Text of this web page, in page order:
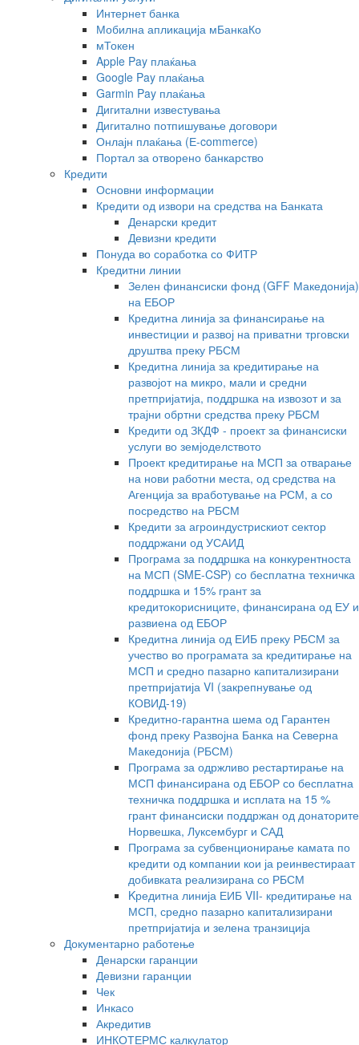
Интернет банка
Мобилна апликација мБанкаКо
мТокен
Apple Pay плаќања
Google Pay плаќања
Garmin Pay плаќања
Дигитални известувања
Дигитално потпишување договори
Онлајн плаќања (Е-commerce)
Портал за отворено банкарство
Кредити
Основни информации
Кредити од извори на средства на Банката
Денарски кредит
Девизни кредити
Понуда во соработка со ФИТР
Кредитни линии
Зелен финансиски фонд (GFF Македонија)
на ЕБОР
Кредитна линија за финансирање на
инвестиции и развој на приватни трговски
друштва преку РБСМ
Кредитна линија за кредитирање на
развојот на микро, мали и средни
претпријатија, поддршка на извозот и за
трајни обртни средства преку РБСМ
Кредити од ЗКДФ - проект за финансиски
услуги во земјоделството
Проект кредитирање на МСП за отварање
на нови работни места, од средства на
Агенција за вработување на РСМ, а со
посредство на РБСМ
Кредити за агроиндустрискиот сектор
поддржани од УСАИД
Програма за поддршка на конкурентноста
на МСП (SME-CSP) со бесплатна техничка
поддршка и 15% грант за
кредитокорисниците, финансирана од ЕУ и
развиена од ЕБОР
Кредитна линија од ЕИБ преку РБСМ за
учество во програмата за кредитирање на
МСП и средно пазарно капитализирани
претпријатија VI (закрепнување од
КОВИД-19)
Кредитно-гарантна шема од Гарантен
фонд преку Развојна Банка на Северна
Македонија (РБСМ)
Програма за одржливо рестартирање на
МСП финансирана од ЕБОР со бесплатна
техничка поддршка и исплата на 15 %
грант финансиски поддржан од донаторите
Норвешка, Луксембург и САД
Програма за субвенционирање камата по
кредити од компании кои ја реинвестираат
добивката реализирана со РБСМ
Kредитна линија ЕИБ VII- кредитирање на
МСП, средно пазарно капитализирани
претпријатија и зелена транзиција
Документарно работење
Денарски гаранции
Девизни гаранции
Чек
Инкасо
Акредитив
ИНКОТЕРМС калкулатор